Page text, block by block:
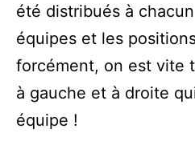
été distribués à
équipes et les
forcément, on est vite
à gauche et à droite
équipe !